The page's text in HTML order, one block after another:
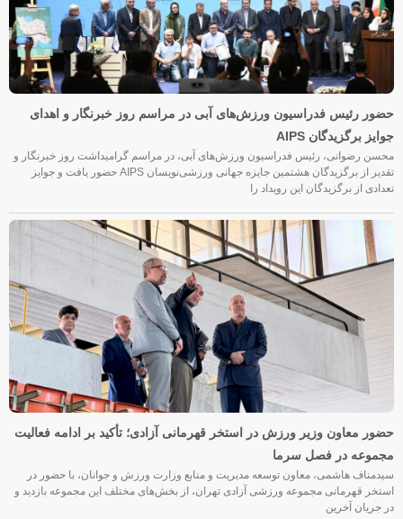
حضور رئیس فدراسیون ورزش‌های آبی در مراسم روز خبرنگار و اهدای
جوایز برگزیدگان AIPS
محسن رضوانی، رئیس فدراسیون ورزش‌های آبی، در مراسم گرامیداشت روز خبرنگار و
تقدیر از برگزیدگان هشتمین جایزه جهانی ورزشی‌نویسان AIPS حضور یافت و جوایز
تعدادی از برگزیدگان این رویداد را
حضور معاون وزیر ورزش در استخر قهرمانی آزادی؛ تأکید بر ادامه فعالیت
مجموعه در فصل سرما
سیدمناف هاشمی، معاون توسعه مدیریت و منابع وزارت ورزش و جوانان، با حضور در
استخر قهرمانی مجموعه ورزشی آزادی تهران، از بخش‌های مختلف این مجموعه بازدید و
در جریان آخرین